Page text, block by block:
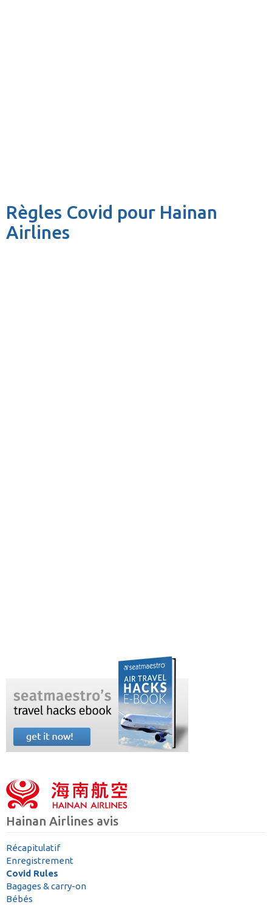
Règles Covid pour Hainan
Airlines
Hainan Airlines avis
Récapitulatif
Enregistrement
Covid Rules
Bagages & carry-on
Bébés